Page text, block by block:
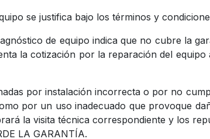
se justifica bajo los términos y
de equipo indica que no cubre la
la cotización por la reparación del
por instalación incorrecta o por no
por un uso inadecuado que provoque
la visita técnica correspondiente y los
LA GARANTÍA.